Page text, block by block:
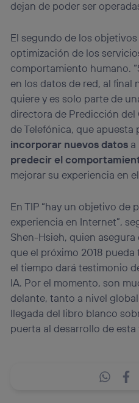
dejan de poder ser
El segundo de los
optimización de los
comportamiento humano.
en los datos de red, al final
quiere y es solo parte de
directora de Predicción
de Telefónica, que apuesta
incorporar nuevos datos a
predecir el
mejorar su experiencia en
En TIP “hay un objetivo de
experiencia en Internet”,
Shen-Hsieh, quien
que el próximo 2018
el tiempo dará testimonio
IA. Por el momento, son
delante, tanto a nivel
llegada del libro blanco
puerta al desarrollo de